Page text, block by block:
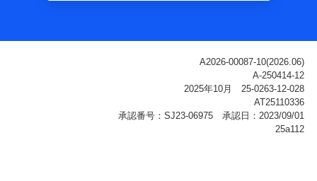
ご契約状態・ご利用履歴インターネット利用時の行動に
関する情報、アプリケーション利用時の行動に関する情
報、購入されたサービスや商品の名称・購入場所・決済
に関する情報、アンケートの回答に関する情報などが含